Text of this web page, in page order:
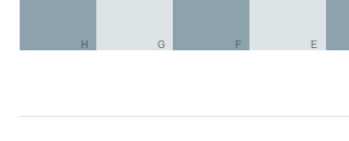
E
F
G
H